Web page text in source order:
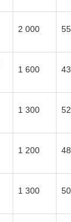
2 000
1 600
1 300
1 200
1 300